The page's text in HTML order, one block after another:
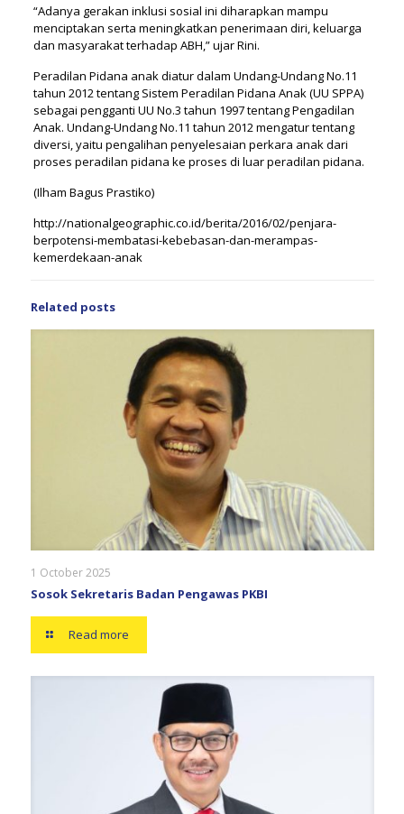
“Adanya gerakan inklusi sosial ini diharapkan mampu
menciptakan serta meningkatkan penerimaan diri, keluarga
dan masyarakat terhadap ABH,” ujar Rini.
Peradilan Pidana anak diatur dalam Undang-Undang No.11
tahun 2012 tentang Sistem Peradilan Pidana Anak (UU SPPA)
sebagai pengganti UU No.3 tahun 1997 tentang Pengadilan
Anak. Undang-Undang No.11 tahun 2012 mengatur tentang
diversi, yaitu pengalihan penyelesaian perkara anak dari
proses peradilan pidana ke proses di luar peradilan pidana.
(Ilham Bagus Prastiko)
http://nationalgeographic.co.id/berita/2016/02/penjara-
berpotensi-membatasi-kebebasan-dan-merampas-
kemerdekaan-anak
Related posts
1 October 2025
Sosok Sekretaris Badan Pengawas PKBI
Read more